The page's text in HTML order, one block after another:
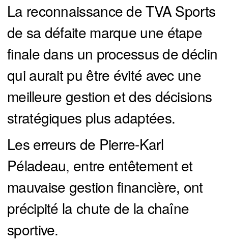
La reconnaissance de TVA Sports
de sa défaite marque une étape
finale dans un processus de déclin
qui aurait pu être évité avec une
meilleure gestion et des décisions
stratégiques plus adaptées.
Les erreurs de Pierre-Karl
Péladeau, entre entêtement et
mauvaise gestion financière, ont
précipité la chute de la chaîne
sportive.